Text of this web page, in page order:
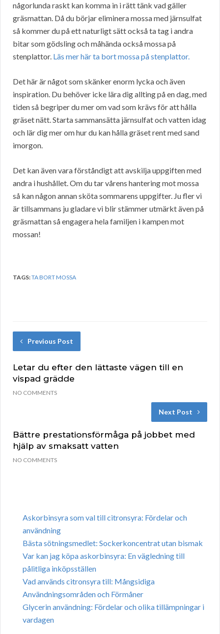
någorlunda raskt kan komma in i rätt tänk vad gäller
gräsmattan. Då du börjar eliminera mossa med järnsulfat
så kommer du på ett naturligt sätt också ta tag i andra
bitar som gödsling och måhända också mossa på
stenplattor. Läs mer här ta bort mossa på stenplattor.
Det här är något som skänker enorm lycka och även
inspiration. Du behöver icke lära dig allting på en dag, med
tiden så begriper du mer om vad som krävs för att hålla
gräset nätt. Starta sammansätta järnsulfat och vatten idag
och lär dig mer om hur du kan hålla gräset rent med sand
imorgon.
Det kan även vara förståndigt att avskilja uppgiften med
andra i hushållet. Om du tar vårens hantering mot mossa
så kan någon annan sköta sommarens uppgifter. Ju fler vi
är tillsammans ju gladare vi blir stämmer utmärkt även på
gräsmattan så engagera hela familjen i kampen mot
mossan!
TAGS:TA BORT MOSSA
Previous Post
Letar du efter den lättaste vägen till en
vispad grädde
NO COMMENTS
Next Post
Bättre prestationsförmåga på jobbet med
hjälp av smaksatt vatten
NO COMMENTS
Askorbinsyra som val till citronsyra: Fördelar och
användning
Bästa sötningsmedlet: Sockerkoncentrat utan bismak
Var kan jag köpa askorbinsyra: En vägledning till
pålitliga inköpsställen
Vad används citronsyra till: Mångsidiga
Användningsområden och Förmåner
Glycerin användning: Fördelar och olika tillämpningar i
vardagen